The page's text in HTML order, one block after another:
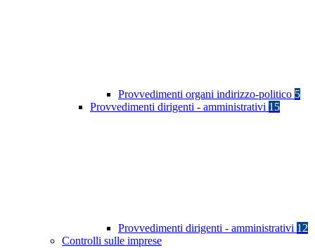
Provvedimenti organi indirizzo-politico 5
Provvedimenti dirigenti - amministrativi 15
Provvedimenti dirigenti - amministrativi 12
Controlli sulle imprese